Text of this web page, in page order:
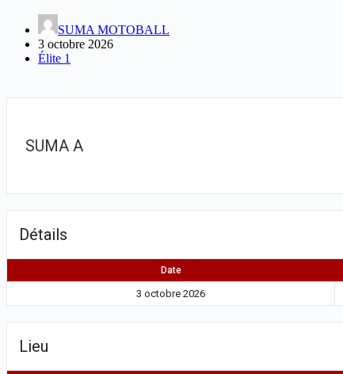
SUMA MOTOBALL
3 octobre 2026
Élite 1
SUMA A
Détails
Date
3 octobre 2026
Lieu